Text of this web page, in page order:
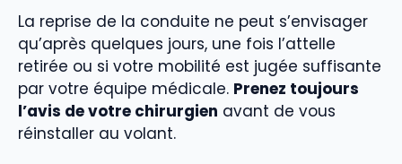
La reprise de la conduite ne peut s’envisager
qu’après quelques jours, une fois l’attelle
retirée ou si votre mobilité est jugée suffisante
par votre équipe médicale. Prenez toujours
l’avis de votre chirurgien avant de vous
réinstaller au volant.